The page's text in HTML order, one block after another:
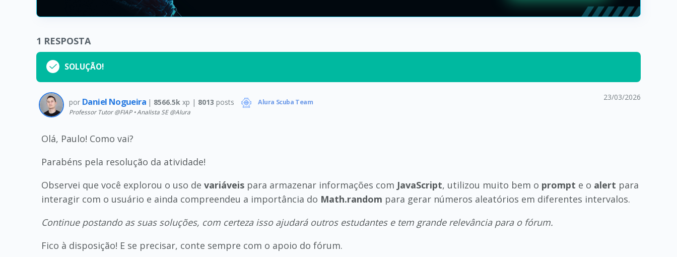
1 RESPOSTA
SOLUÇÃO!
por Daniel Nogueira | 8566.5k xp | 8013 posts Alura Scuba Team
Professor Tutor @FIAP • Analista SE @Alura
23/03/2026
Olá, Paulo! Como vai?
Parabéns pela resolução da atividade!
Observei que você explorou o uso de variáveis para armazenar informações com JavaScript, utilizou muito bem o prompt e o alert para
interagir com o usuário e ainda compreendeu a importância do Math.random para gerar números aleatórios em diferentes intervalos.
Continue postando as suas soluções, com certeza isso ajudará outros estudantes e tem grande relevância para o fórum.
Fico à disposição! E se precisar, conte sempre com o apoio do fórum.